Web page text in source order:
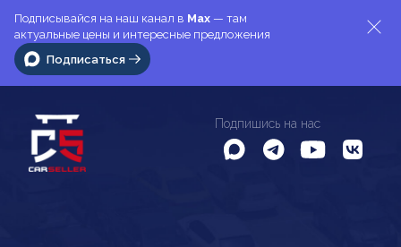
Подписывайся на наш канал в Max — там
актуальные цены и интересные предложения
Подписаться
Подпишись на нас